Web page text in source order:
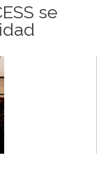
se